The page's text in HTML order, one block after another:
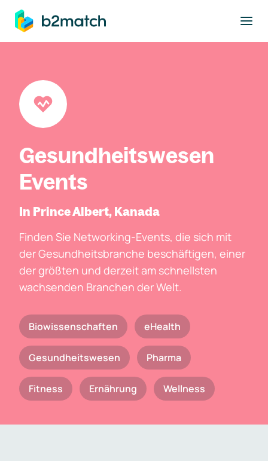
springen
Gesundheitswesen
Events
In Prince Albert, Kanada
Finden Sie Networking-Events, die sich mit
der Gesundheitsbranche beschäftigen, einer
der größten und derzeit am schnellsten
wachsenden Branchen der Welt.
Biowissenschaften eHealth
Gesundheitswesen Pharma
Fitness Ernährung Wellness